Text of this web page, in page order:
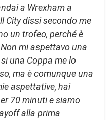
a Wrexham a
City dissi secondo me
un trofeo, perché è
mi aspettavo una
una Coppa me lo
ma è comunque una
aspettative, hai
70 minuti e siamo
alla prima